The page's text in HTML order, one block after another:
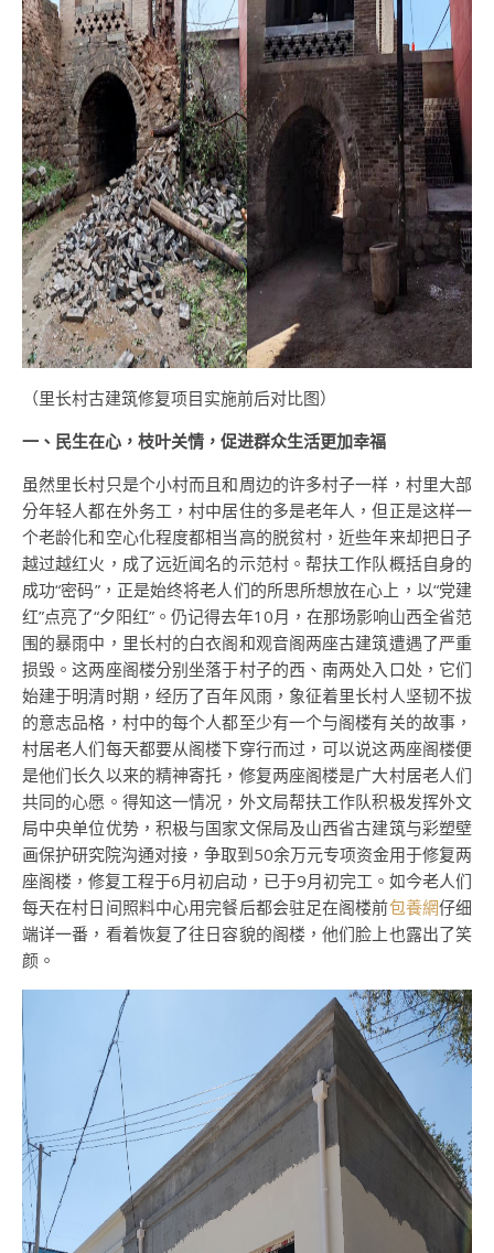
（里长村古建筑修复项目实施前后对比图）
一、民生在心，枝叶关情，促进群众生活更加幸福
虽然里长村只是个小村而且和周边的许多村子一样，村里大部
分年轻人都在外务工，村中居住的多是老年人，但正是这样一
个老龄化和空心化程度都相当高的脱贫村，近些年来却把日子
越过越红火，成了远近闻名的示范村。帮扶工作队概括自身的
成功“密码”，正是始终将老人们的所思所想放在心上，以“党建
红”点亮了“夕阳红”。仍记得去年10月，在那场影响山西全省范
围的暴雨中，里长村的白衣阁和观音阁两座古建筑遭遇了严重
损毁。这两座阁楼分别坐落于村子的西、南两处入口处，它们
始建于明清时期，经历了百年风雨，象征着里长村人坚韧不拔
的意志品格，村中的每个人都至少有一个与阁楼有关的故事，
村居老人们每天都要从阁楼下穿行而过，可以说这两座阁楼便
是他们长久以来的精神寄托，修复两座阁楼是广大村居老人们
共同的心愿。得知这一情况，外文局帮扶工作队积极发挥外文
局中央单位优势，积极与国家文保局及山西省古建筑与彩塑壁
画保护研究院沟通对接，争取到50余万元专项资金用于修复两
座阁楼，修复工程于6月初启动，已于9月初完工。如今老人们
每天在村日间照料中心用完餐后都会驻足在阁楼前包養網仔细
端详一番，看着恢复了往日容貌的阁楼，他们脸上也露出了笑
颜。